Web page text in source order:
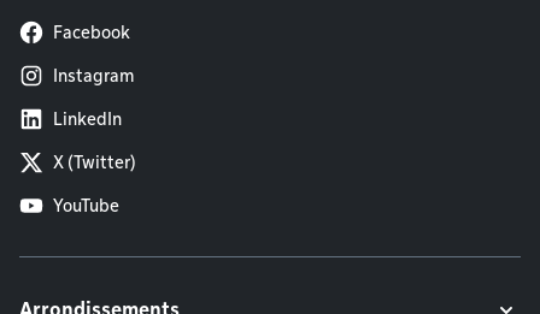
Facebook
Instagram
LinkedIn
X (Twitter)
YouTube